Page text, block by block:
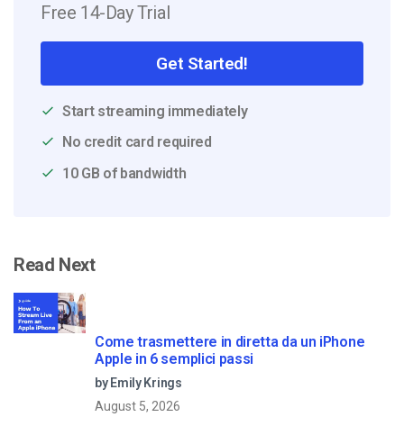
Free 14-Day Trial
Get Started!
Start streaming immediately
No credit card required
10 GB of bandwidth
Read Next
Come trasmettere in diretta da un iPhone
Apple in 6 semplici passi
by Emily Krings
August 5, 2026